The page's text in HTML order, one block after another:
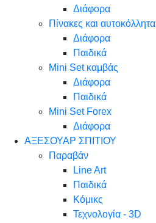
Διάφορα
Πίνακες και αυτοκόλλητα
Διάφορα
Παιδικά
Mini Set καμβάς
Διάφορα
Παιδικά
Mini Set Forex
Διάφορα
ΑΞΕΣΟΥΑΡ ΣΠΙΤΙΟΥ
Παραβάν
Line Art
Παιδικά
Κόμικς
Τεχνολογία - 3D